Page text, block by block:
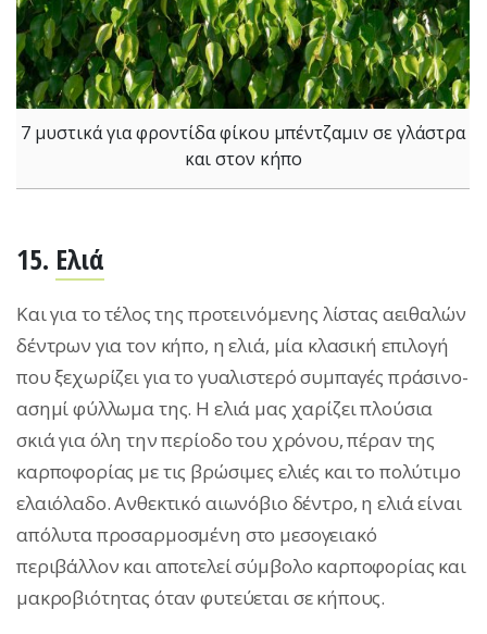
7 μυστικά για φροντίδα φίκου μπέντζαμιν σε γλάστρα
και στον κήπο
15. Ελιά
Και για το τέλος της προτεινόμενης λίστας αειθαλών
δέντρων για τον κήπο, η ελιά, μία κλασική επιλογή
που ξεχωρίζει για το γυαλιστερό συμπαγές πράσινο-
ασημί φύλλωμα της. Η ελιά μας χαρίζει πλούσια
σκιά για όλη την περίοδο του χρόνου, πέραν της
καρποφορίας με τις βρώσιμες ελιές και το πολύτιμο
ελαιόλαδο. Ανθεκτικό αιωνόβιο δέντρο, η ελιά είναι
απόλυτα προσαρμοσμένη στο μεσογειακό
περιβάλλον και αποτελεί σύμβολο καρποφορίας και
μακροβιότητας όταν φυτεύεται σε κήπους.